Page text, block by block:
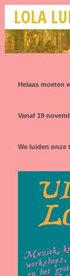
LOLA
Helaas moeten
Vanaf 19
We luiden onze